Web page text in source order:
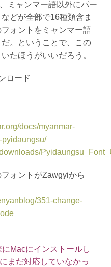
ミャンマー語以外にパー
どが全部で16種類含ま
ォントをミャンマー語
。ということで、この
たほうがいいだろう。
ロード
docs/myanmar-
pyidaungsu/
ォントがZawgyiから
351-change-
Macにインストールし
まだ対応していなかっ